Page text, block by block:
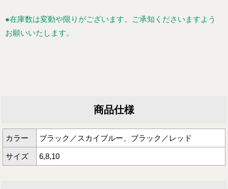
●在庫数は変動や限りがございます。ご承知くださいますよう
お願いいたします。
商品仕様
カラー ブラック／スカイブルー、ブラック／レッド
サイズ 6,8,10